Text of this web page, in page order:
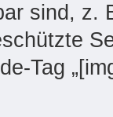
sind, z.
Tag